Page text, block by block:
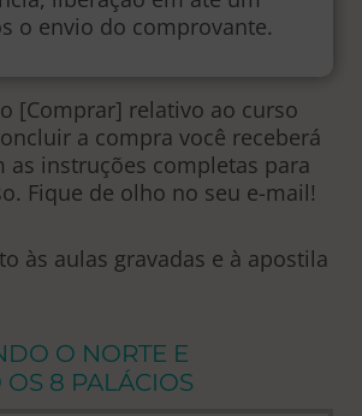
o envio do comprovante.
[Comprar] relativo ao curso
a compra você receberá
as instruções completas para
Fique de olho no seu e-mail!
às aulas gravadas e à apostila
O NORTE E
8 PALÁCIOS